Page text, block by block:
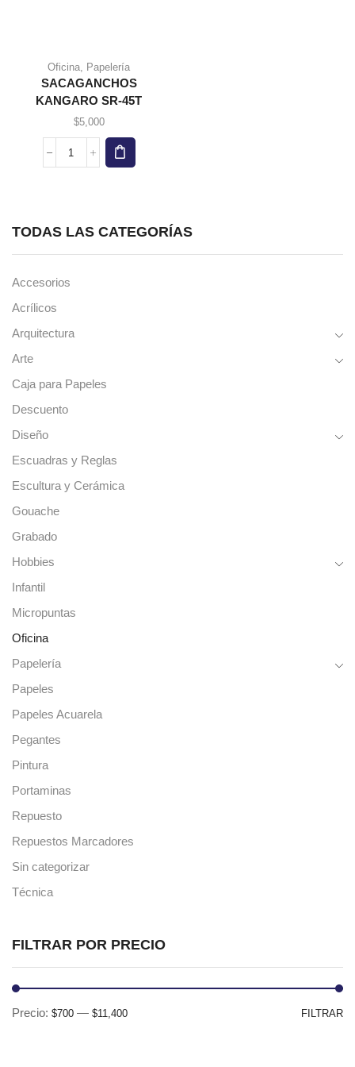
Oficina, Papelería
SACAGANCHOS
KANGARO SR-45T
$5,000
SACAGANCHOS
Este
producto
tiene
múltiples
variantes.
Las
opciones
se
de
TODAS LAS CATEGORÍAS
Accesorios
Acrílicos
Arquitectura
Arte
Caja para Papeles
Descuento
Diseño
Escuadras y Reglas
Escultura y Cerámica
Gouache
Grabado
Hobbies
Infantil
Micropuntas
Oficina
Papelería
Papeles
Papeles Acuarela
Pegantes
Pintura
Portaminas
Repuesto
Repuestos Marcadores
Sin categorizar
Técnica
FILTRAR POR PRECIO
FILTRAR
Precio: $700 — $11,400